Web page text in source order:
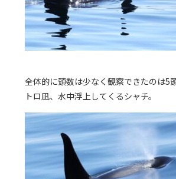
全体的に頭数は少なく観察できたのは5頭
トロ凪、水中浮上してくるシャチ。